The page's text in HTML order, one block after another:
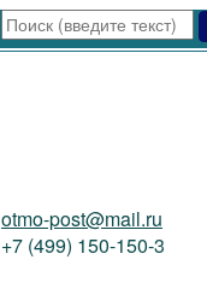
otmo-post@mail.ru
+7 (499) 150-150-3